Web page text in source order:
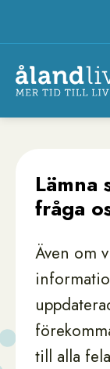
till
huvudinnehåll
fråga
Även om
till alla